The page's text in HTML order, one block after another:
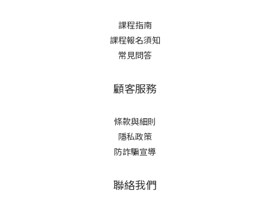
課程指南
課程報名須知
常見問答
顧客服務
條款與細則
隱私政策
防詐騙宣導
聯絡我們